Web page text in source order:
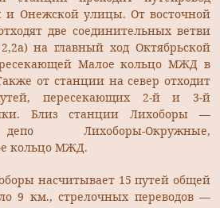
и Онежской улицы. От восточной
две соединительных ветви
на главный ход Октябрьской
Малое кольцо МЖД в
от станции на север отходит
пересекающих 2-й и 3-й
Близ станции Лихоборы —
Лихоборы-Окружные,
кольцо МЖД.
насчитывает 15 путей общей
9 км., стрелочных переводов —